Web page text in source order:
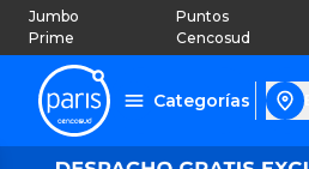
Jumbo
Prime
Puntos
Cencosud
Categorías